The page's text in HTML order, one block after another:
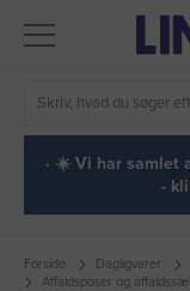
· ☀️ Vi har samlet
-
Forside Dagligvarer
Affaldsposer og